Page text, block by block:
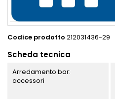
Codice prodotto 212031436-29
Scheda tecnica
Arredamento bar:
accessori